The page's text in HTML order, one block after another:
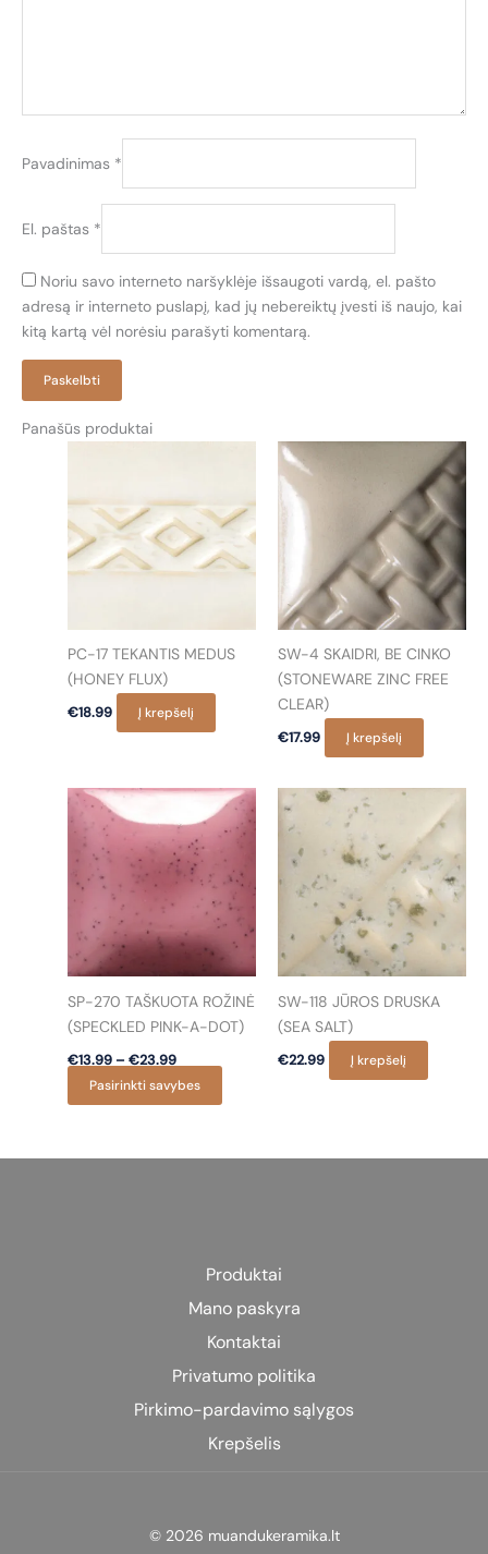
Pavadinimas *
El. paštas *
Noriu savo interneto naršyklėje išsaugoti vardą, el. pašto
adresą ir interneto puslapį, kad jų nebereiktų įvesti iš naujo, kai
kitą kartą vėl norėsiu parašyti komentarą.
Panašūs produktai
PC-17 TEKANTIS MEDUS
(HONEY FLUX)
€18.99 Į krepšelį
SW-4 SKAIDRI, BE CINKO
(STONEWARE ZINC FREE
CLEAR)
€17.99 Į krepšelį
SP-270 TAŠKUOTA ROŽINĖ
(SPECKLED PINK-A-DOT)
€13.99 – €23.99Price
range:
€13.99
through
Pasirinkti savybes
product
multiple
be
chosen
on
product
page
SW-118 JŪROS DRUSKA
(SEA SALT)
€22.99 Į krepšelį
Produktai
Mano paskyra
Kontaktai
Privatumo politika
Pirkimo-pardavimo sąlygos
Krepšelis
© 2026 muandukeramika.lt